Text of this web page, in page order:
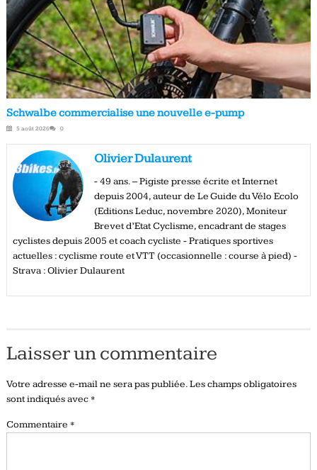
Schwalbe commercialise une nouvelle e-pump
5 août 2026 0
Olivier Dulaurent
- 49 ans. – Pigiste presse écrite et Internet
depuis 2004, auteur de Le Guide du Vélo Ecolo
(Editions Leduc, novembre 2020), Moniteur
Brevet d’Etat Cyclisme, encadrant de stages
cyclistes depuis 2005 et coach cycliste - Pratiques sportives
actuelles : cyclisme route et VTT (occasionnelle : course à pied) -
Strava : Olivier Dulaurent
Laisser un commentaire
Votre adresse e-mail ne sera pas publiée.Les champs obligatoires
sont indiqués avec *
Commentaire *